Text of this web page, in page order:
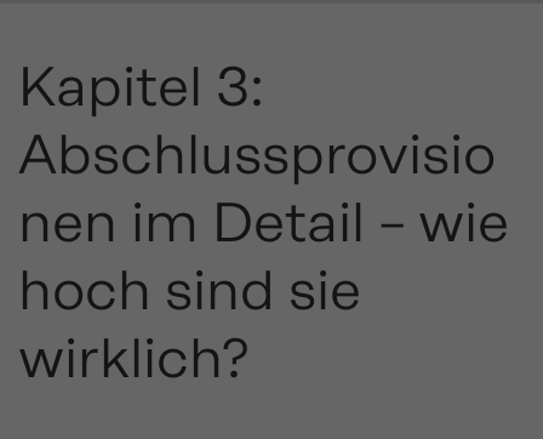
Kapitel 3:
Abschlussprovisio
nen im Detail – wie
hoch sind sie
wirklich?